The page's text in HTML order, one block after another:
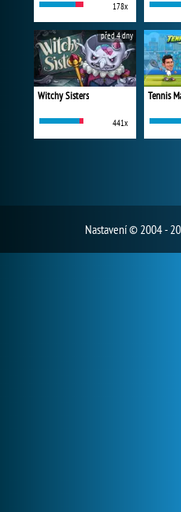
178x
Witchy Sisters
441x
před 4 dny
Tennis
Nastavení© 2004 -